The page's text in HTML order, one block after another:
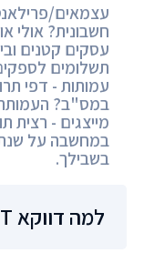
עצמאים/
חשבונית? אולי
עסקים קטנים
תשלומים
עמותות - דפי
במס"ב?
מייצגים - רצית
בשבילך.
למה דווקא SUMIT?